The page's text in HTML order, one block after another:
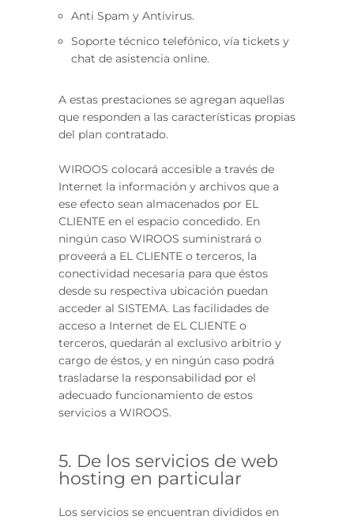
Anti Spam y Antivirus.
Soporte técnico telefónico, vía tickets y
chat de asistencia online.
A estas prestaciones se agregan aquellas
que responden a las características propias
del plan contratado.
WIROOS colocará accesible a través de
Internet la información y archivos que a
ese efecto sean almacenados por EL
CLIENTE en el espacio concedido. En
ningún caso WIROOS suministrará o
proveerá a EL CLIENTE o terceros, la
conectividad necesaria para que éstos
desde su respectiva ubicación puedan
acceder al SISTEMA. Las facilidades de
acceso a Internet de EL CLIENTE o
terceros, quedarán al exclusivo arbitrio y
cargo de éstos, y en ningún caso podrá
trasladarse la responsabilidad por el
adecuado funcionamiento de estos
servicios a WIROOS.
5. De los servicios de web
hosting en particular
Los servicios se encuentran divididos en